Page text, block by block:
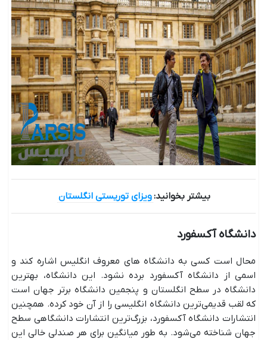
بیشتر بخوانید:ویزای توریستی انگلستان
دانشگاه آکسفورد
محال است کسی به دانشگاه های معروف انگلیس اشاره کند و
اسمی از دانشگاه آکسفورد برده نشود. این دانشگاه، بهترین
دانشگاه در سطح انگلستان و پنجمین دانشگاه برتر جهان است
که لقب قدیمی‌ترین دانشگاه انگلیسی را از آن خود کرده. همچنین
انتشارات دانشگاه آکسفورد، بزرگ‌ترین انتشارات دانشگاهی سطح
جهان شناخته می‌شود. به طور میانگین برای هر صندلی خالی این